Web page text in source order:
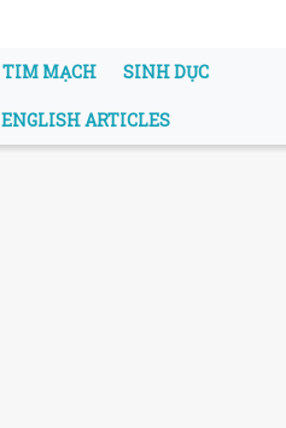
TIM MẠCH SINH DỤC
ENGLISH ARTICLES